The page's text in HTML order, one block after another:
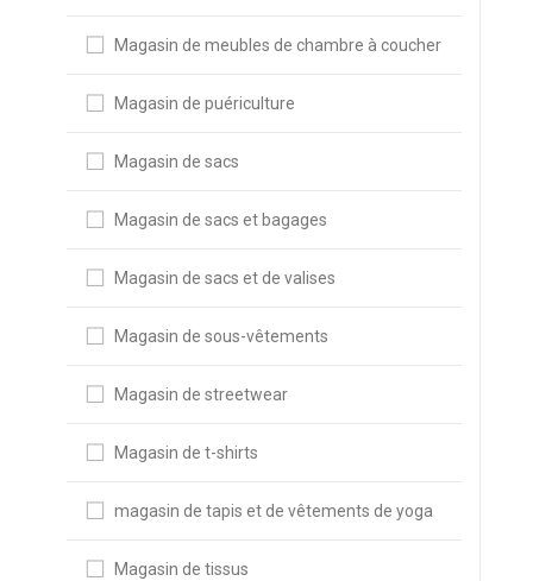
Magasin de meubles de chambre à coucher
Magasin de puériculture
Magasin de sacs
Magasin de sacs et bagages
Magasin de sacs et de valises
Magasin de sous-vêtements
Magasin de streetwear
Magasin de t-shirts
magasin de tapis et de vêtements de yoga
Magasin de tissus